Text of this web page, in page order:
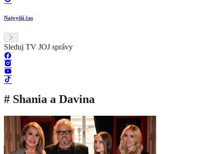
Najvyšší čas
Sleduj TV JOJ správy
# Shania a Davina